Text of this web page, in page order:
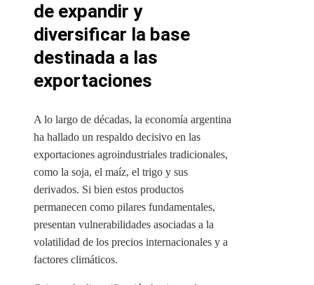
de expandir y
diversificar la base
destinada a las
exportaciones
A lo largo de décadas, la economía argentina
ha hallado un respaldo decisivo en las
exportaciones agroindustriales tradicionales,
como la soja, el maíz, el trigo y sus
derivados. Si bien estos productos
permanecen como pilares fundamentales,
presentan vulnerabilidades asociadas a la
volatilidad de los precios internacionales y a
factores climáticos.